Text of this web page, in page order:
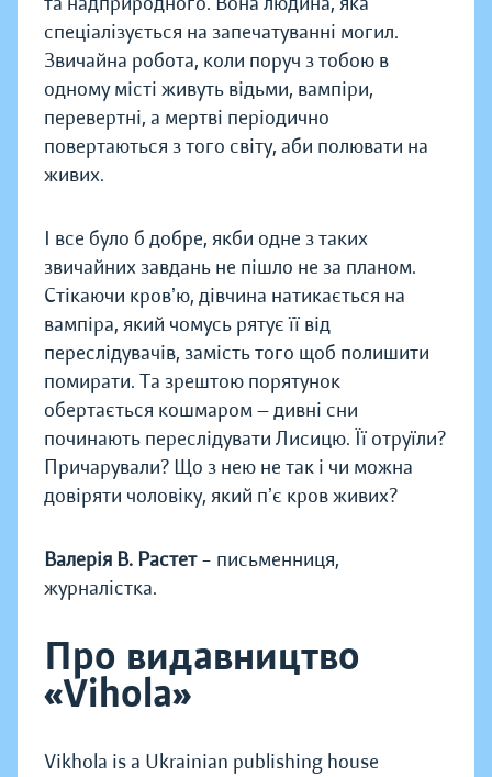
спеціалізується на запечатуванні могил.
Звичайна робота, коли поруч з тобою в
одному місті живуть відьми, вампіри,
перевертні, а мертві періодично
повертаються з того світу, аби полювати на
живих.
І все було б добре, якби одне з таких
звичайних завдань не пішло не за планом.
Стікаючи кровʼю, дівчина натикається на
вампіра, який чомусь рятує її від
переслідувачів, замість того щоб полишити
помирати. Та зрештою порятунок
обертається кошмаром — дивні сни
починають переслідувати Лисицю. Її отруїли?
Причарували? Що з нею не так і чи можна
довіряти чоловіку, який пʼє кров живих?
Валерія В. Растет– письменниця,
журналістка.
Про видавництво
«Vihola»
Vikhola is a Ukrainian publishing house